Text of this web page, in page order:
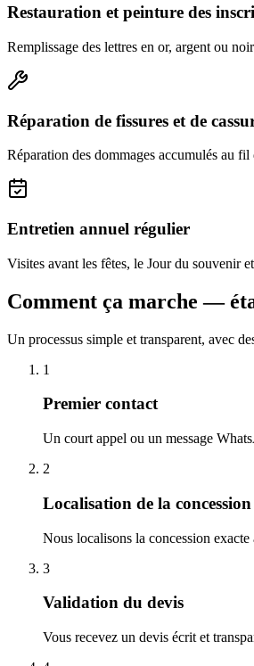
Restauration et peinture des
Remplissage des lettres en or, argent ou
Réparation de fissures et de
Réparation des dommages accumulés au
Entretien annuel régulier
Visites avant les fêtes, le Jour du souvenir
Comment ça marche —
Un processus simple et transparent, avec
1
Premier contact
Un court appel ou un message
2
Localisation de la concession
Nous localisons la concession
3
Validation du devis
Vous recevez un devis écrit et